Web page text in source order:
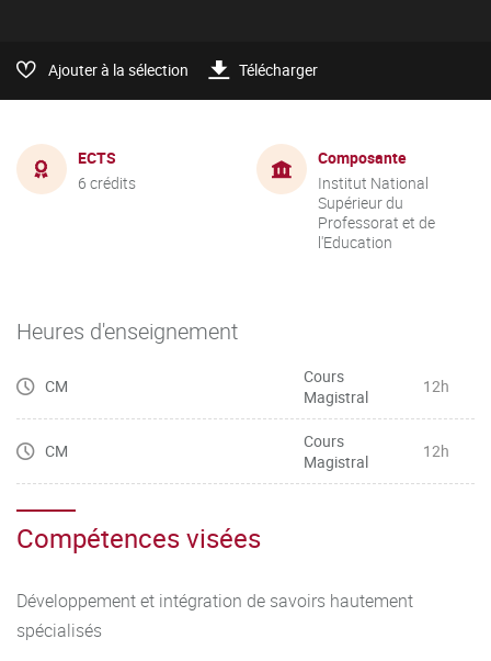
Ajouter à la sélection Télécharger
ECTS
6 crédits
Composante
Institut National
Supérieur du
Professorat et de
l'Education
Heures d'enseignement
CM
Cours
Magistral
12h
CM
Cours
Magistral
12h
Compétences visées
Développement et intégration de savoirs hautement
spécialisés